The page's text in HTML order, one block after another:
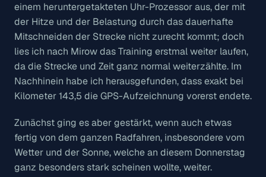
einem heruntergetakteten Uhr-Prozessor aus, der mit
der Hitze und der Belastung durch das dauerhafte
Mitschneiden der Strecke nicht zurecht kommt; doch
lies ich nach Mirow das Training erstmal weiter laufen,
da die Strecke und Zeit ganz normal weiterzählte. Im
Nachhinein habe ich herausgefunden, dass exakt bei
Kilometer 143,5 die GPS-Aufzeichnung vorerst endete.
Zunächst ging es aber gestärkt, wenn auch etwas
fertig von dem ganzen Radfahren, insbesondere vom
Wetter und der Sonne, welche an diesem Donnerstag
ganz besonders stark scheinen wollte, weiter.